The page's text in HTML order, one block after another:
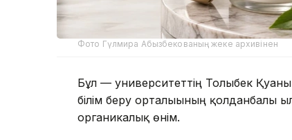
Фото Гүлмира Абызбекованың жеке архивінен
Бұл — университеттің Толыбек
білім беру орталығының қолданбалы
органикалық өнім.